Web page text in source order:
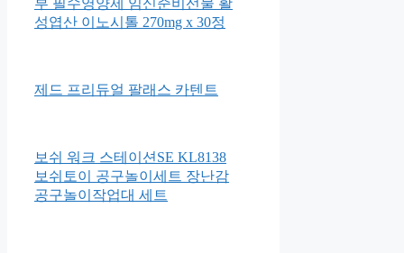
성엽산 이노시톨 270mg x 30정
제드 프리듀얼 팔래스 카텐트
보쉬 워크 스테이션SE KL8138
보쉬토이 공구놀이세트 장난감
공구놀이작업대 세트